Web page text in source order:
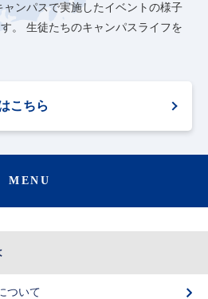
ャンパスで実施したイベントの様子
。
生徒たちのキャンパスライフを
こちら
MENU
ついて